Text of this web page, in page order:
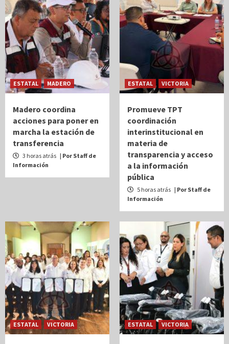
ESTATAL MADERO
Madero coordina
acciones para poner en
marcha la estación de
transferencia
3 horas atrás | Por Staff de
Información
ESTATAL VICTORIA
Promueve TPT
coordinación
interinstitucional en
materia de
transparencia y acceso
a la información
pública
5 horas atrás | Por Staff de
Información
ESTATAL VICTORIA ESTATAL VICTORIA